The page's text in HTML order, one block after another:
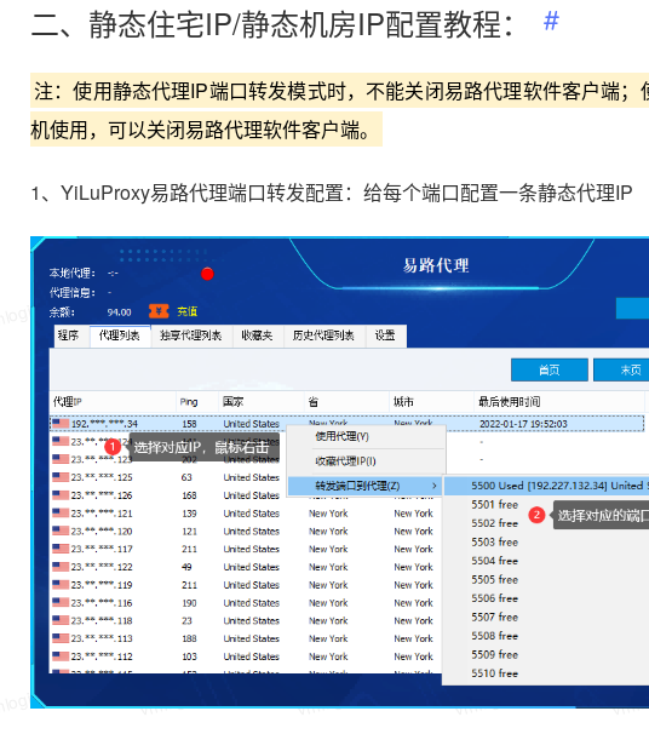
二、静态住宅IP/静态机房IP配置教程：
注：使用静态代理IP端口转发模式时，不能关闭易路代理软件客户端
机使用，可以关闭易路代理软件客户端。
1、YiLuProxy易路代理端口转发配置：给每个端口配置一条静态代理IP
vmlogin.cc vmlogin.cc vmlogin.cc
vmlogin.cc vmlogin.cc vmlogin.cc vmlogin.cc